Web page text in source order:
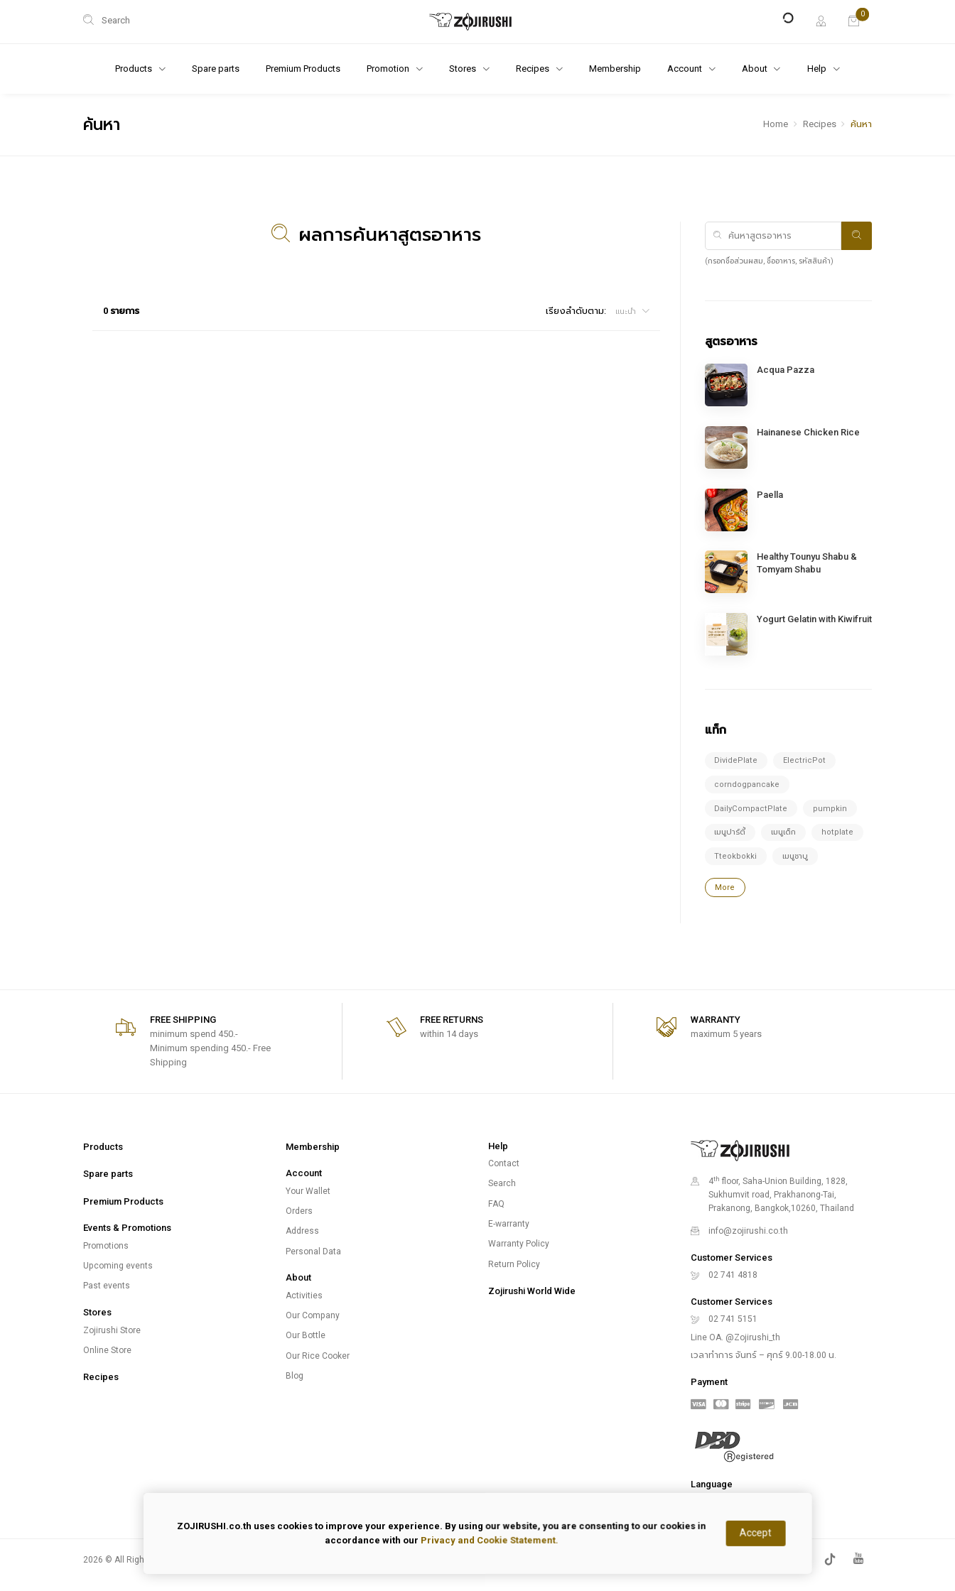
Search
0
Products Spare parts Premium Products Promotion Stores Recipes Membership Account About Help
ค้นหา Home Recipes ค้นหา
ผลการค้นหาสูตรอาหาร
0 รายการ เรียงลำดับตาม: แนะนำ
(กรอกชื่อส่วนผสม, ชื่ออาหาร, รหัสสินค้า)
สูตรอาหาร
Acqua Pazza
Hainanese Chicken Rice
Paella
Healthy Tounyu Shabu &
Tomyam Shabu
Yogurt Gelatin with Kiwifruit
แท็ก
DividePlate ElectricPot
corndogpancake
DailyCompactPlate pumpkin
เมนูปาร์ตี้ เมนูเด็ก hotplate
Tteokbokki เมนูชาบู
More
FREE SHIPPING
minimum spend 450.-
Minimum spending 450.- Free
Shipping
FREE RETURNS
within 14 days
WARRANTY
maximum 5 years
Products
Spare parts
Premium Products
Events & Promotions
Promotions
Upcoming events
Past events
Stores
Zojirushi Store
Online Store
Recipes
Membership
Account
Your Wallet
Orders
Address
Personal Data
About
Activities
Our Company
Our Bottle
Our Rice Cooker
Blog
Help
Contact
Search
FAQ
E-warranty
Warranty Policy
Return Policy
Zojirushi World Wide
4th floor, Saha-Union Building, 1828,
Sukhumvit road, Prakhanong-Tai,
Prakanong, Bangkok,10260, Thailand
info@zojirushi.co.th
Customer Services
02 741 4818
Customer Services
02 741 5151
Line OA. @Zojirushi_th
เวลาทำการ จันทร์ – ศุกร์ 9.00-18.00 น.
Payment
Language
2026 © All Rights Reserved.
ZOJIRUSHI.co.th uses cookies to improve your experience. By using our website, you are consenting to our cookies in
accordance with our Privacy and Cookie Statement.
Accept